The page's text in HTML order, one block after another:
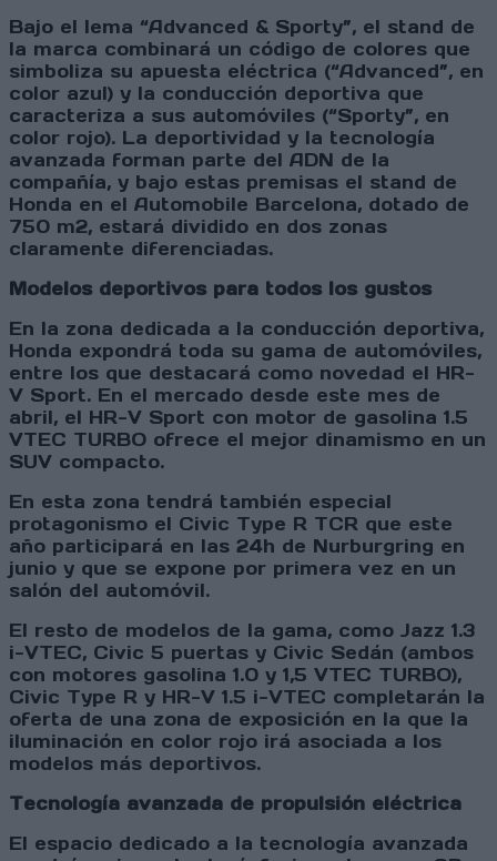
Bajo el lema “Advanced & Sporty”, el stand de
la marca combinará un código de colores que
simboliza su apuesta eléctrica (“Advanced”, en
color azul) y la conducción deportiva que
caracteriza a sus automóviles (“Sporty”, en
color rojo). La deportividad y la tecnología
avanzada forman parte del ADN de la
compañía, y bajo estas premisas el stand de
Honda en el Automobile Barcelona, dotado de
750 m2, estará dividido en dos zonas
claramente diferenciadas.
Modelos deportivos para todos los gustos
En la zona dedicada a la conducción deportiva,
Honda expondrá toda su gama de automóviles,
entre los que destacará como novedad el HR-
V Sport. En el mercado desde este mes de
abril, el HR-V Sport con motor de gasolina 1.5
VTEC TURBO ofrece el mejor dinamismo en un
SUV compacto.
En esta zona tendrá también especial
protagonismo el Civic Type R TCR que este
año participará en las 24h de Nurburgring en
junio y que se expone por primera vez en un
salón del automóvil.
El resto de modelos de la gama, como Jazz 1.3
i-VTEC, Civic 5 puertas y Civic Sedán (ambos
con motores gasolina 1.0 y 1,5 VTEC TURBO),
Civic Type R y HR-V 1.5 i-VTEC completarán la
oferta de una zona de exposición en la que la
iluminación en color rojo irá asociada a los
modelos más deportivos.
Tecnología avanzada de propulsión eléctrica
El espacio dedicado a la tecnología avanzada